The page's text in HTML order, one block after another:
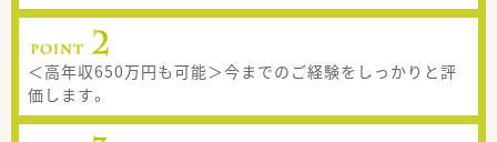
＜高年収650万円も可能＞今までのご経験をしっかりと評
価します。